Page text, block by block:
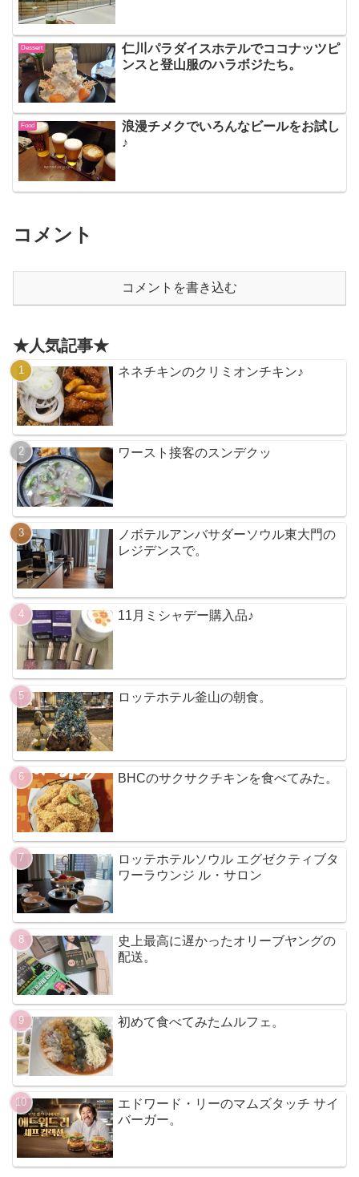
Dessert
仁川パラダイスホテルでココナッツピ
ンスと登山服のハラボジたち。
Food
浪漫チメクでいろんなビールをお試し
♪
コメント
コメントを書き込む
★人気記事★
ネネチキンのクリミオンチキン♪
ワースト接客のスンデクッ
ノボテルアンバサダーソウル東大門の
レジデンスで。
11月ミシャデー購入品♪
ロッテホテル釜山の朝食。
BHCのサクサクチキンを食べてみた。
ロッテホテルソウル エグゼクティブタ
ワーラウンジ ル・サロン
史上最高に遅かったオリーブヤングの
配送。
初めて食べてみたムルフェ。
エドワード・リーのマムズタッチ サイ
バーガー。